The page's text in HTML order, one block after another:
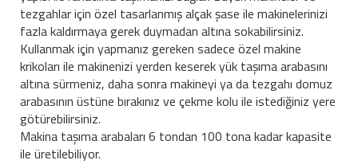
tezgahlar için özel tasarlanmış alçak şase ile makinelerinizi
fazla kaldırmaya gerek duymadan altına sokabilirsiniz.
Kullanmak için yapmanız gereken sadece özel makine
krikoları ile makinenizi yerden keserek yük taşıma arabasını
altına sürmeniz, daha sonra makineyi ya da tezgahı domuz
arabasının üstüne bırakınız ve çekme kolu ile istediğiniz yere
götürebilirsiniz.
Makina taşıma arabaları 6 tondan 100 tona kadar kapasite
ile üretilebiliyor.